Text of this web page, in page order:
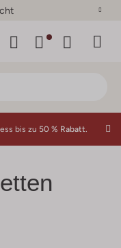
bis zu 50 % Rabatt.